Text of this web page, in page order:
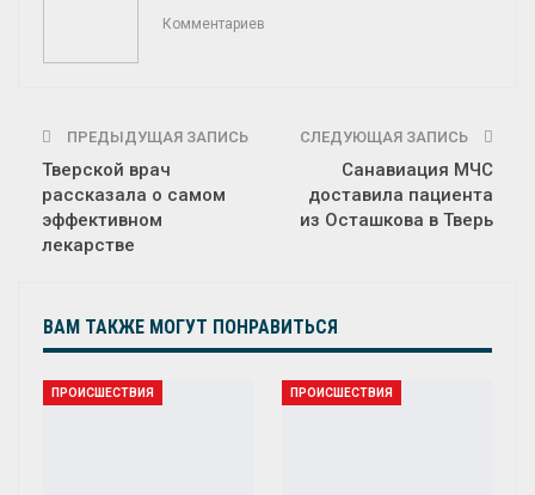
Комментариев
ПРЕДЫДУЩАЯ ЗАПИСЬ
Тверской врач
рассказала о самом
эффективном
лекарстве
СЛЕДУЮЩАЯ ЗАПИСЬ
Санавиация МЧС
доставила пациента
из Осташкова в Тверь
ВАМ ТАКЖЕ МОГУТ ПОНРАВИТЬСЯ
ПРОИСШЕСТВИЯ ПРОИСШЕСТВИЯ